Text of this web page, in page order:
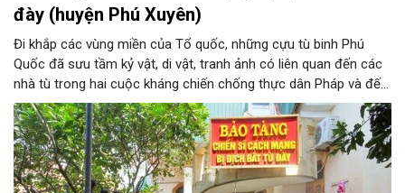
đày (huyện Phú Xuyên)
Đi khắp các vùng miền của Tổ quốc, những cựu tù binh Phú
Quốc đã sưu tầm kỷ vật, di vật, tranh ảnh có liên quan đến các
nhà tù trong hai cuộc kháng chiến chống thực dân Pháp và đế
quốc Mỹ xâm lược mà đồng đội và các ông đã trải qua. Hơn 20
năm kiếm tìm và góp nhặt, Bảo tàng Chiến sĩ cách mạng bị
địch bắt tù đày, do chính những người cựu tù năm xưa thành lập
là những minh chứng chân thực về một thời oanh liệt và hào
hùng của dân tộc.